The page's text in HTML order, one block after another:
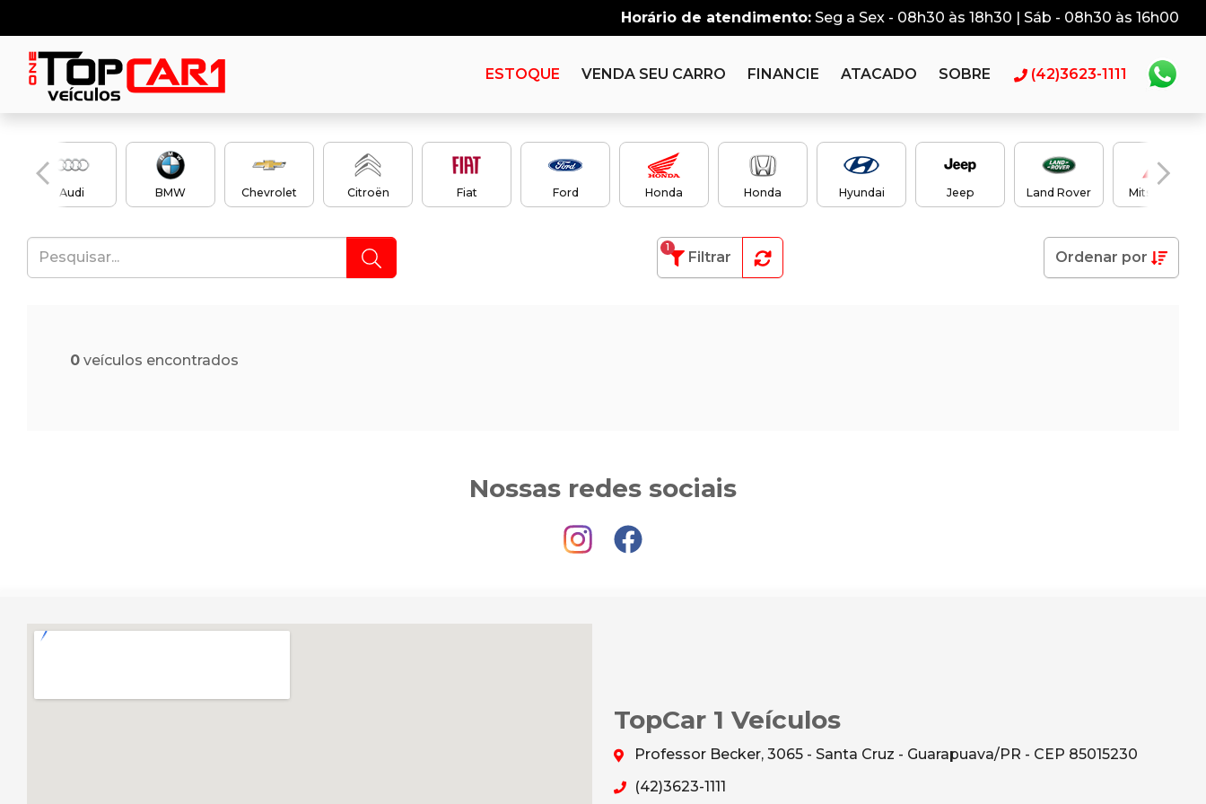
Horário de atendimento: Seg a Sex - 08h30 às 18h30 | Sáb - 08h30 às 16h00
ESTOQUE VENDA SEU CARRO FINANCIE ATACADO SOBRE (42)3623-1111
Audi BMW Chevrolet Citroën Fiat Ford Honda Honda Hyundai Jeep Land Rover Mitsubishi
Filtrar
1
Ordenar por
0 veículos encontrados
Nossas redes sociais
TopCar 1 Veículos
Professor Becker, 3065 - Santa Cruz - Guarapuava/PR - CEP 85015230
(42)3623-1111